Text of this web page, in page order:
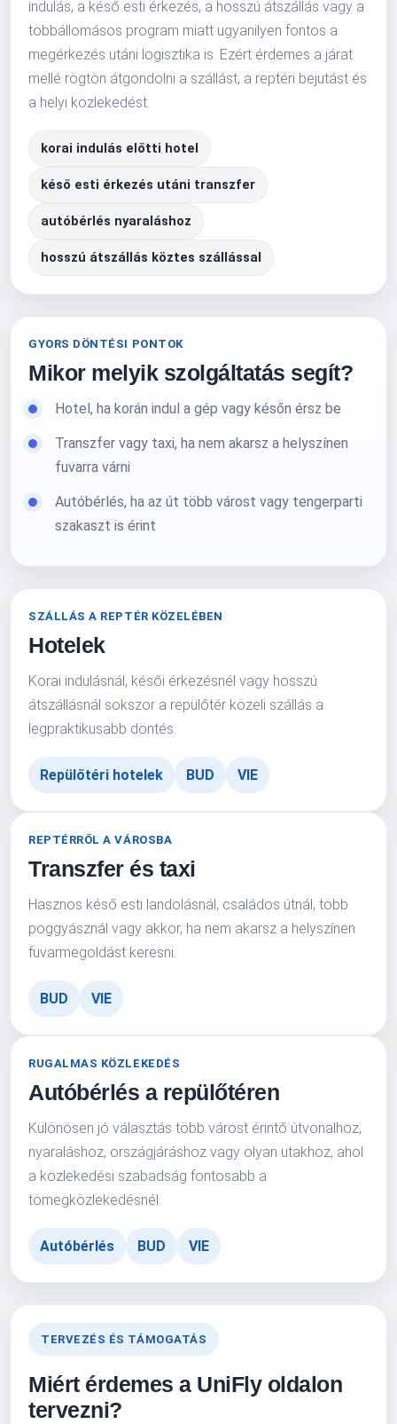
indulás, a késő esti érkezés, a hosszú átszállás vagy a
többállomásos program miatt ugyanilyen fontos a
megérkezés utáni logisztika is. Ezért érdemes a járat
mellé rögtön átgondolni a szállást, a reptéri bejutást és
a helyi közlekedést.
korai indulás előtti hotel
késő esti érkezés utáni transzfer
autóbérlés nyaraláshoz
hosszú átszállás köztes szállással
GYORS DÖNTÉSI PONTOK
Mikor melyik szolgáltatás segít?
Hotel, ha korán indul a gép vagy későn érsz be
Transzfer vagy taxi, ha nem akarsz a helyszínen
fuvarra várni
Autóbérlés, ha az út több várost vagy tengerparti
szakaszt is érint
SZÁLLÁS A REPTÉR KÖZELÉBEN
Hotelek
Korai indulásnál, késői érkezésnél vagy hosszú
átszállásnál sokszor a repülőtér közeli szállás a
legpraktikusabb döntés.
Repülőtéri hotelek BUD VIE
REPTÉRRŐL A VÁROSBA
Transzfer és taxi
Hasznos késő esti landolásnál, családos útnál, több
poggyásznál vagy akkor, ha nem akarsz a helyszínen
fuvarmegoldást keresni.
BUD VIE
RUGALMAS KÖZLEKEDÉS
Autóbérlés a repülőtéren
Különösen jó választás több várost érintő útvonalhoz,
nyaraláshoz, országjáráshoz vagy olyan utakhoz, ahol
a közlekedési szabadság fontosabb a
tömegközlekedésnél.
Autóbérlés BUD VIE
TERVEZÉS ÉS TÁMOGATÁS
Miért érdemes a UniFly oldalon
tervezni?